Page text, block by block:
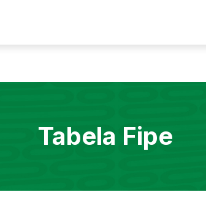
Tabela Fipe